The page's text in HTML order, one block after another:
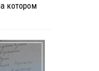
котором